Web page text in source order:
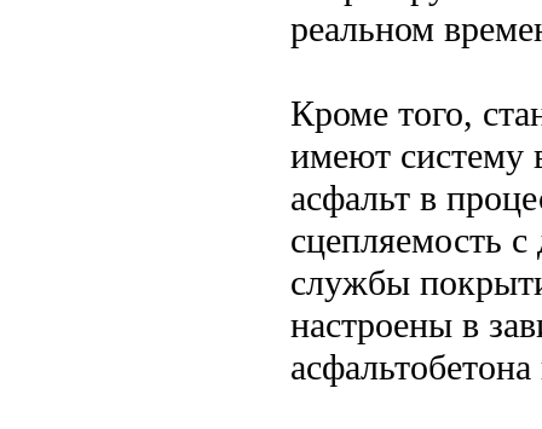
реальном
Кроме того,
имеют систему
асфальт в
сцепляемость
службы
настроены в